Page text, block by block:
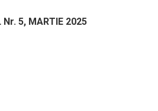
Nr. 5, MARTIE 2025